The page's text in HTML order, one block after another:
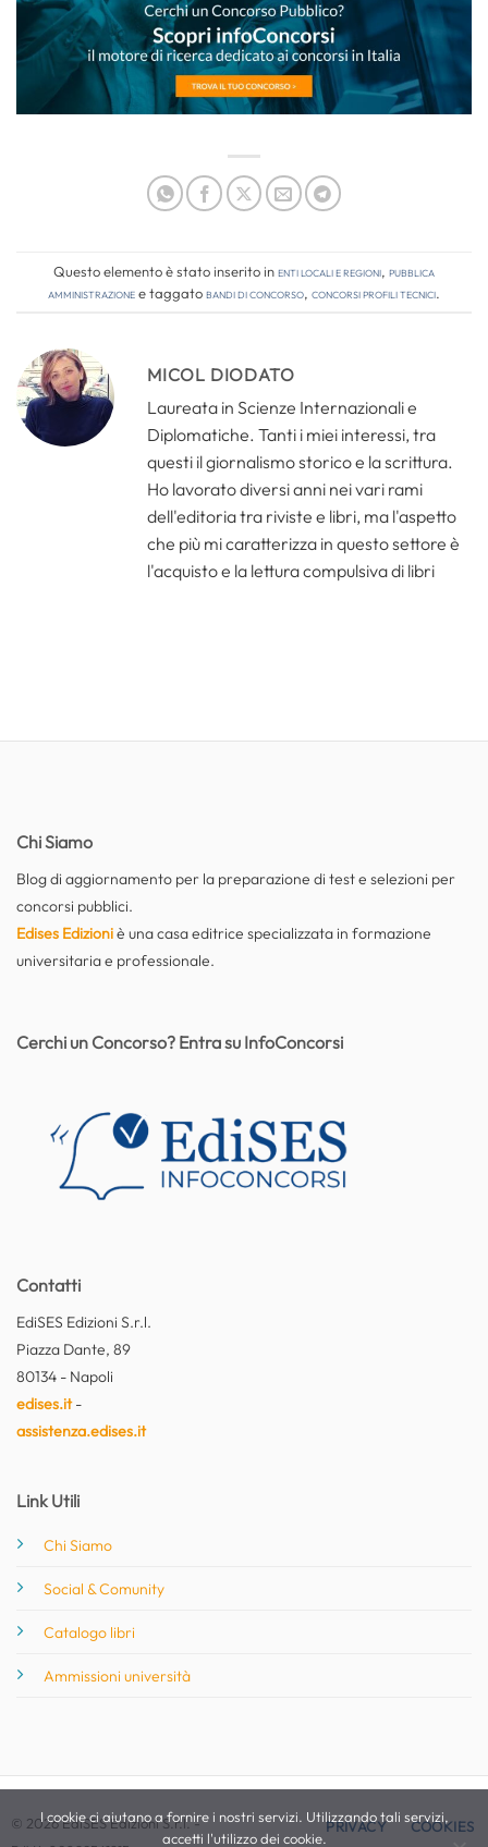
Questo elemento è stato inserito inEnti locali e regioni, Pubblica
amministrazionee taggatobandi di concorso, concorsi profili tecnici.
MICOL DIODATO
Laureata in Scienze Internazionali e
Diplomatiche. Tanti i miei interessi, tra
questi il giornalismo storico e la scrittura.
Ho lavorato diversi anni nei vari rami
dell'editoria tra riviste e libri, ma l'aspetto
che più mi caratterizza in questo settore è
l'acquisto e la lettura compulsiva di libri
Chi Siamo
Blog di aggiornamento per la preparazione di test e selezioni per
concorsi pubblici.
Edises Edizioniè una casa editrice specializzata in formazione
universitaria e professionale.
Contatti
EdiSES Edizioni S.r.l.
Piazza Dante, 89
80134 - Napoli
edises.it-
assistenza.edises.it
Link Utili
Chi Siamo
Social & Comunity
Catalogo libri
Ammissioni università
Cerchi un Concorso? Entra su InfoConcorsi
© 2026 EdiSES Edizioni S.r.l. -
PRIVACY COOKIES
I cookie ci aiutano a fornire i nostri servizi. Utilizzando tali servizi,
accetti l'utilizzo dei cookie.